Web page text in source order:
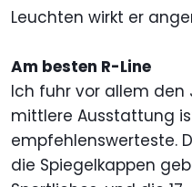
Leuchten wirkt er
Am besten R-Line
Ich fuhr vor allem den
mittlere Ausstattung
empfehlenswerteste.
die Spiegelkappen